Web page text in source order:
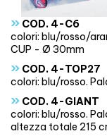
» COD. 4-C6
colori: blu/rosso/
CUP - Ø 30mm
» COD. 4-TOP27
colori: blu/rosso.
» COD. 4-GIANT
colori: blu/rosso.
altezza totale 215